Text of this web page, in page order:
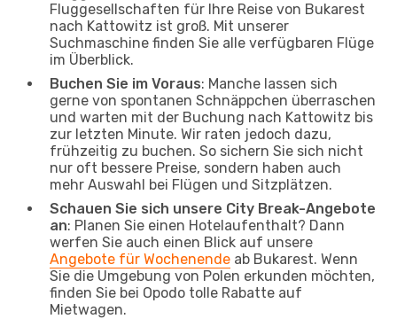
Fluggesellschaften für Ihre Reise von Bukarest
nach Kattowitz ist groß. Mit unserer
Suchmaschine finden Sie alle verfügbaren Flüge
im Überblick.
Buchen Sie im Voraus: Manche lassen sich
gerne von spontanen Schnäppchen überraschen
und warten mit der Buchung nach Kattowitz bis
zur letzten Minute. Wir raten jedoch dazu,
frühzeitig zu buchen. So sichern Sie sich nicht
nur oft bessere Preise, sondern haben auch
mehr Auswahl bei Flügen und Sitzplätzen.
Schauen Sie sich unsere City Break-Angebote
an: Planen Sie einen Hotelaufenthalt? Dann
werfen Sie auch einen Blick auf unsere
Angebote für Wochenende ab Bukarest. Wenn
Sie die Umgebung von Polen erkunden möchten,
finden Sie bei Opodo tolle Rabatte auf
Mietwagen.